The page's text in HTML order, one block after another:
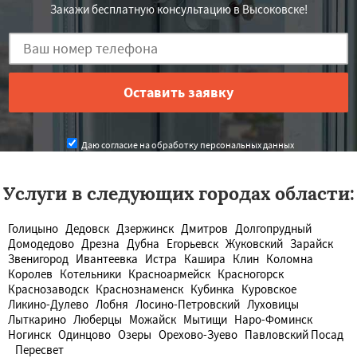
Закажи бесплатную консультацию в Высоковске!
Даю согласие на обработку персональных данных
Услуги в следующих городах области:
Голицыно Дедовск Дзержинск Дмитров Долгопрудный
Домодедово Дрезна Дубна Егорьевск Жуковский Зарайск
Звенигород Ивантеевка Истра Кашира Клин Коломна
Королев Котельники Красноармейск Красногорск
Краснозаводск Краснознаменск Кубинка Куровское
Ликино-Дулево Лобня Лосино-Петровский Луховицы
Лыткарино Люберцы Можайск Мытищи Наро-Фоминск
Ногинск Одинцово Озеры Орехово-Зуево Павловский Посад
Пересвет